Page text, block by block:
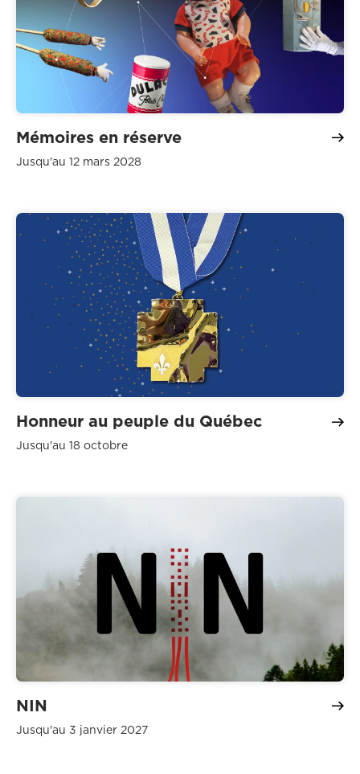
Mémoires en réserve
Jusqu'au 12 mars 2028
Honneur au peuple du Québec
Jusqu'au 18 octobre
NIN
Jusqu'au 3 janvier 2027